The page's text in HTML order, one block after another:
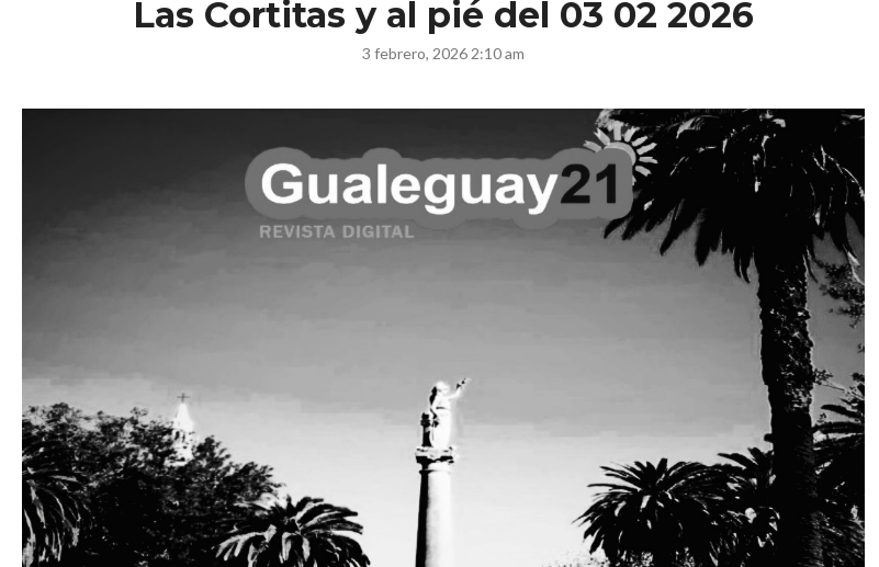
Las Cortitas y al pié del 03 02 2026
3 febrero, 2026 2:10 am